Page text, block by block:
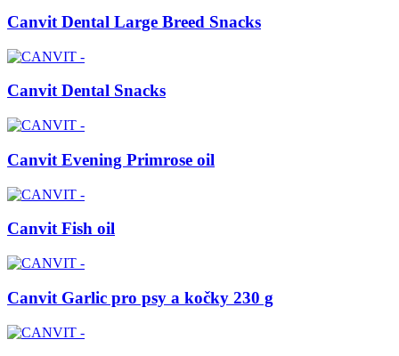
Canvit Dental Large Breed Snacks
Canvit Dental Snacks
Canvit Evening Primrose oil
Canvit Fish oil
Canvit Garlic pro psy a kočky 230 g